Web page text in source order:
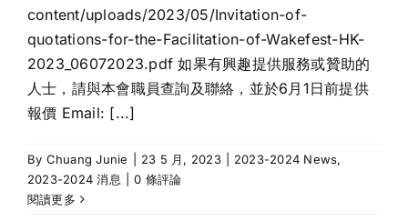
content/uploads/2023/05/Invitation-of-
quotations-for-the-Facilitation-of-Wakefest-HK-
2023_06072023.pdf 如果有興趣提供服務或贊助的
人士，請與本會職員查詢及聯絡，並於6月1日前提供
報價 Email: [...]
By Chuang Junie 23 5 月, 2023 2023-2024 News,
2023-2024 消息
0 條評論
閱讀更多